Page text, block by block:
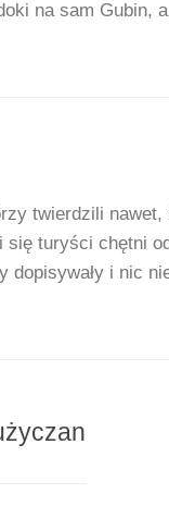
na sam Gubin,
twierdzili
się turyści chętni
dopisywały i nic